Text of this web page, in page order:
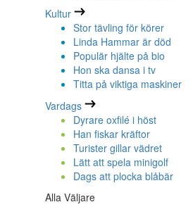
Kultur
Stor tävling för körer
Linda Hammar är död
Populär hjälte på bio
Hon ska dansa i tv
Titta på viktiga maskiner
Vardags
Dyrare oxfilé i höst
Han fiskar kräftor
Turister gillar vädret
Lätt att spela minigolf
Dags att plocka blåbär
Alla Väljare